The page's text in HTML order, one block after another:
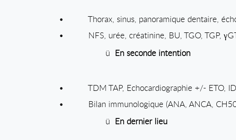
•
Thorax, sinus, panoramique dentaire,
•
NFS, urée, créatinine, BU, TGO, TGP, γ
ü En seconde intention
•
TDM TAP, Echocardiographie +/- ETO,
•
Bilan immunologique (ANA, ANCA,
ü En dernier lieu